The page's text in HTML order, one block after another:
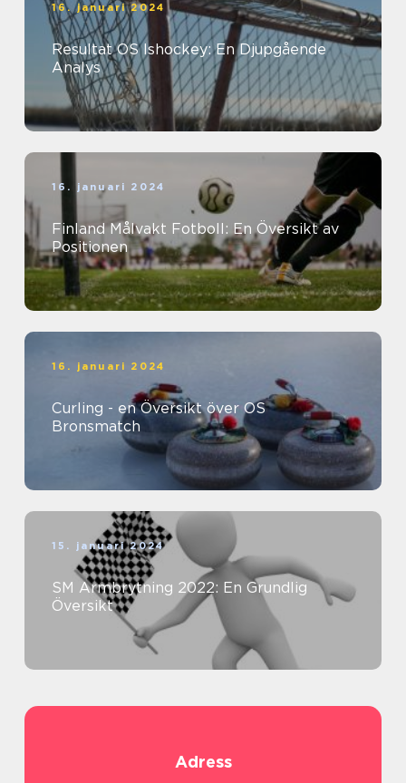
16. januari 2024
Resultat OS Ishockey: En Djupgående
Analys
16. januari 2024
Finland Målvakt Fotboll: En Översikt av
Positionen
16. januari 2024
Curling - en Översikt över OS
Bronsmatch
15. januari 2024
SM Armbrytning 2022: En Grundlig
Översikt
Adress